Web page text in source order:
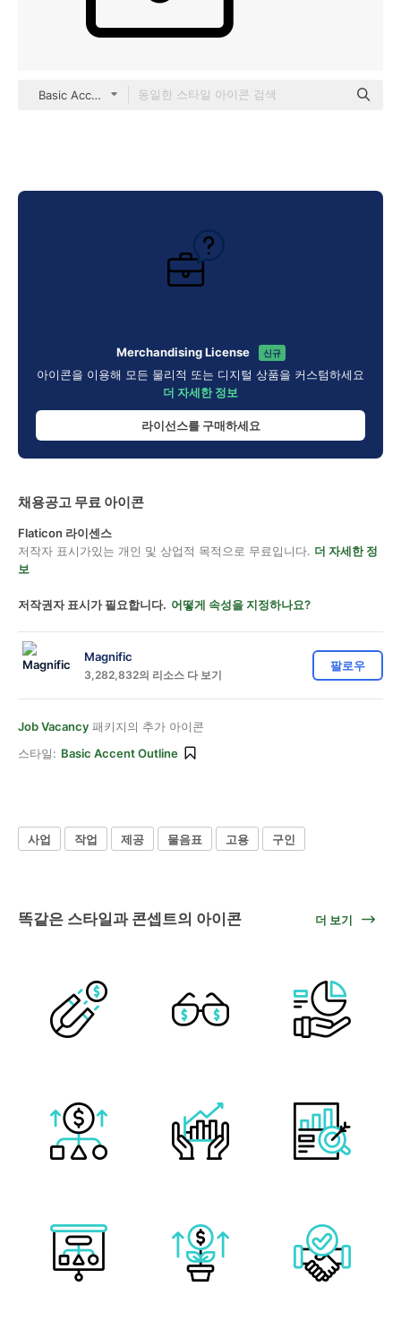
Basic Accent Outline
Merchandising License 신규
아이콘을 이용해 모든 물리적 또는 디지털 상품을 커스텀하세요
더 자세한 정보
라이선스를 구매하세요
채용공고 무료 아이콘
Flaticon 라이센스
저작자 표시가있는 개인 및 상업적 목적으로 무료입니다. 더 자세한 정
보
저작권자 표시가 필요합니다. 어떻게 속성을 지정하나요?
Magnific
3,282,832의 리소스 다 보기
팔로우
Job Vacancy 패키지의 추가 아이콘
스타일: Basic Accent Outline
사업 작업 제공 물음표 고용 구인
똑같은 스타일과 콘셉트의 아이콘 더 보기